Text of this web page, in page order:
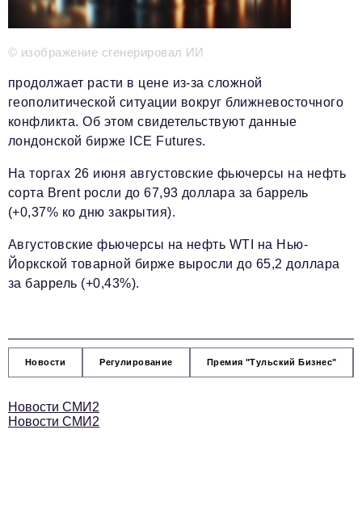
partner@business-magazine.online
© изображение сгенерировал ИИ
продолжает расти в цене из-за сложной
геополитической ситуации вокруг ближневосточного
конфликта. Об этом свидетельствуют данные
лондонской бирже ICE Futures.
На торгах 26 июня августовские фьючерсы на нефть
сорта Brent росли до 67,93 доллара за баррель
(+0,37% ко дню закрытия).
Августовские фьючерсы на нефть WTI на Нью-
Йоркской товарной бирже выросли до 65,2 доллара
за баррель (+0,43%).
Новости Регулирование Премия "Тульский Бизнес"
Новости СМИ2
Новости СМИ2